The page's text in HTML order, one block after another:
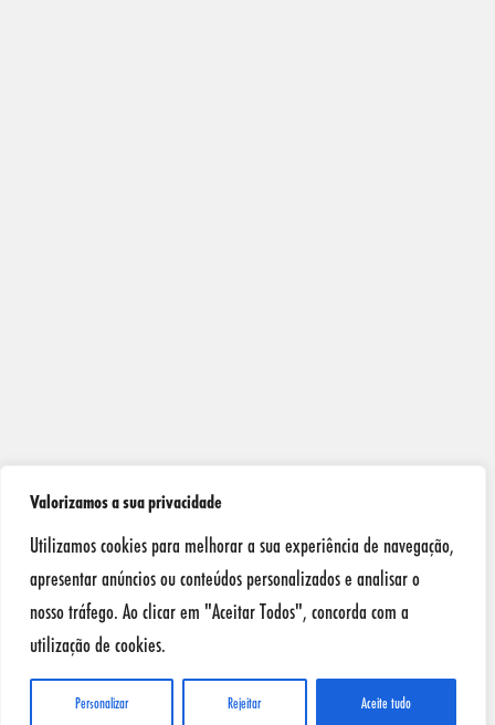
Valorizamos a sua privacidade
Utilizamos cookies para melhorar a sua experiência de navegação,
apresentar anúncios ou conteúdos personalizados e analisar o
nosso tráfego. Ao clicar em "Aceitar Todos", concorda com a
utilização de cookies.
Personalizar Rejeitar Aceite tudo